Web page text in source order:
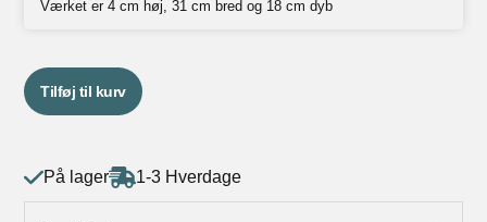
Værket er 4 cm høj, 31 cm bred og 18 cm dyb
Tilføj til kurv
På lager 1-3 Hverdage